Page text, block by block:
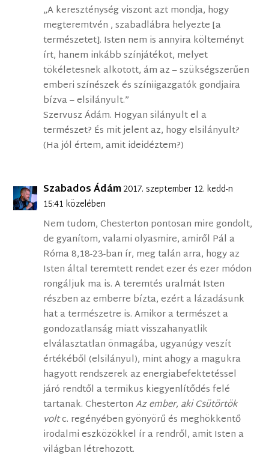
„A kereszténység viszont azt mondja, hogy
megteremtvén , szabadlábra helyezte [a
természetet]. Isten nem is annyira költeményt
írt, hanem inkább színjátékot, melyet
tökéletesnek alkotott, ám az – szükségszerűen
emberi színészek és színiigazgatók gondjaira
bízva – elsilányult.”
Szervusz Ádám. Hogyan silányult el a
természet? És mit jelent az, hogy elsilányult?
(Ha jól értem, amit ideidéztem?)
Szabados Ádám2017. szeptember 12. kedd-n
15:41 közelében
Nem tudom, Chesterton pontosan mire gondolt,
de gyanítom, valami olyasmire, amiről Pál a
Róma 8,18-23-ban ír, meg talán arra, hogy az
Isten által teremtett rendet ezer és ezer módon
rongáljuk ma is. A teremtés uralmát Isten
részben az emberre bízta, ezért a lázadásunk
hat a természetre is. Amikor a természet a
gondozatlanság miatt visszahanyatlik
elválasztatlan önmagába, ugyanúgy veszít
értékéből (elsilányul), mint ahogy a magukra
hagyott rendszerek az energiabefektetéssel
járó rendtől a termikus kiegyenlítődés felé
tartanak. ChestertonAz ember, aki Csütörtök
voltc. regényében gyönyörű és meghökkentő
irodalmi eszközökkel ír a rendről, amit Isten a
világban létrehozott.